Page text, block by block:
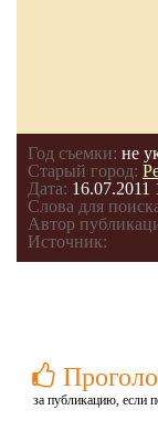
Год съемки: не
Старый город:
Дата: 16.07.2011
Слова для
Автор
Источник:
за публикацию, если